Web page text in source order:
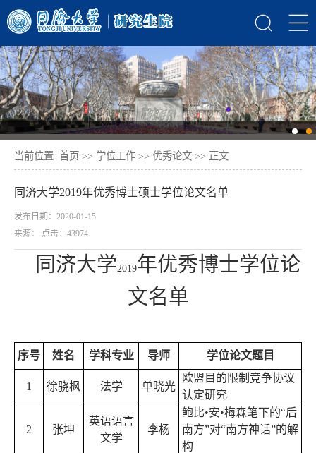
当前位置: 首页 >> 学位工作 >> 优秀论文 >> 正文
同济大学2019年优秀博士硕士学位论文名单
发布日期：2020-01-15
来源： 点击： 43974
同济大学2019年优秀博士学位论
文名单
序号 姓名 学科专业 导师 学位论文题目
1 徐骁枫 法学 单晓光
欧盟目的限制竞争协议
认定研究
2 张坤
英语语言
文学
李杨
鲍比•安•梅森笔下的“后
南方”对“南方神话”的解
构